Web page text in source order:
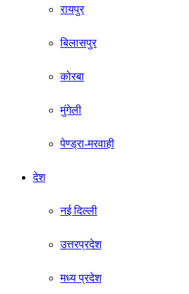
रायपुर
बिलासपुर
कोरबा
मुंगेली
पेण्ड्रा-मरवाही
देश
नई दिल्ली
उत्तरप्रदेश
मध्य प्रदेश